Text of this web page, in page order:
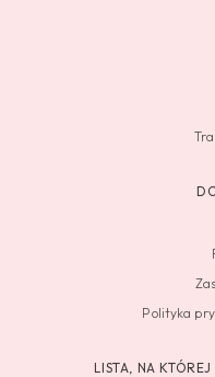
Polityka
LISTA, NA